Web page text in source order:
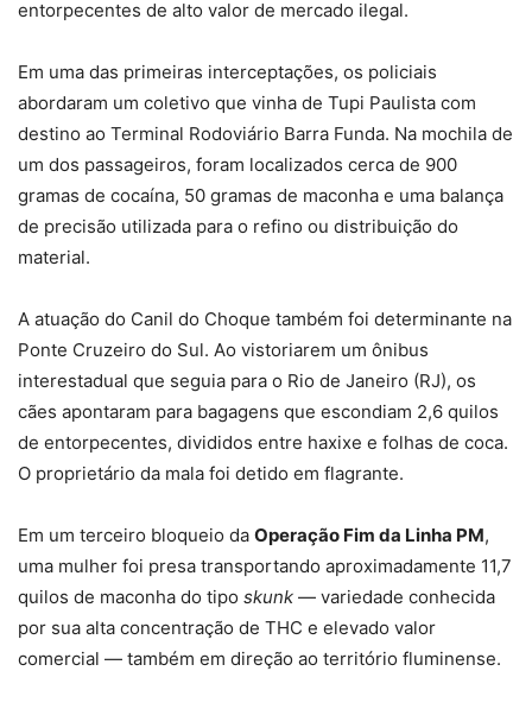
entorpecentes de alto valor de mercado ilegal.
Em uma das primeiras interceptações, os policiais
abordaram um coletivo que vinha de Tupi Paulista com
destino ao Terminal Rodoviário Barra Funda. Na mochila de
um dos passageiros, foram localizados cerca de 900
gramas de cocaína, 50 gramas de maconha e uma balança
de precisão utilizada para o refino ou distribuição do
material.
A atuação do Canil do Choque também foi determinante na
Ponte Cruzeiro do Sul. Ao vistoriarem um ônibus
interestadual que seguia para o Rio de Janeiro (RJ), os
cães apontaram para bagagens que escondiam 2,6 quilos
de entorpecentes, divididos entre haxixe e folhas de coca.
O proprietário da mala foi detido em flagrante.
Em um terceiro bloqueio da Operação Fim da Linha PM,
uma mulher foi presa transportando aproximadamente 11,7
quilos de maconha do tipo skunk — variedade conhecida
por sua alta concentração de THC e elevado valor
comercial — também em direção ao território fluminense.